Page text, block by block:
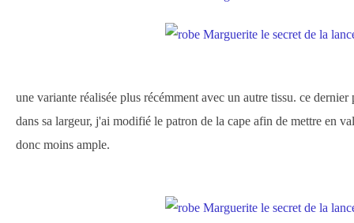
une variante réalisée plus récémment avec un autre tissu. ce
dans sa largeur, j'ai modifié le patron de la cape afin de mettre en
donc moins ample.